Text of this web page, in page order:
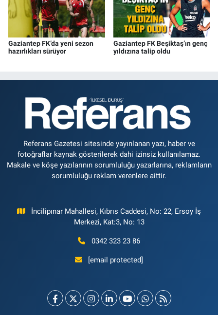
Gaziantep FK’da yeni sezon
hazırlıkları sürüyor
Gaziantep FK Beşiktaş’ın genç
yıldızına talip oldu
Referans Gazetesi sitesinde yayınlanan yazı, haber ve
fotoğraflar kaynak gösterilerek dahi izinsiz kullanılamaz.
Makale ve köşe yazılarının sorumluluğu yazarlarına, reklamların
sorumluluğu reklam verenlere aittir.
İncilipınar Mahallesi, Kıbrıs Caddesi, No: 22, Ersoy İş
Merkezi, Kat:3, No: 13
0342 323 23 86
[email protected]